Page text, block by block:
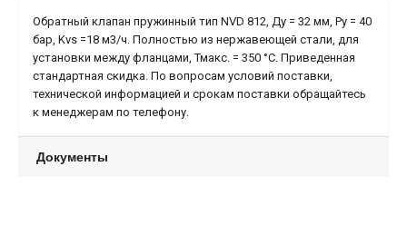
Обратный клапан пружинный тип NVD 812, Ду = 32 мм, Ру = 40
бар, Kvs =18 м3/ч. Полностью из нержавеющей стали, для
установки между фланцами, Тмакс. = 350 °С. Приведенная
стандартная скидка. По вопросам условий поставки,
технической информацией и срокам поставки обращайтесь
к менеджерам по телефону.
Документы